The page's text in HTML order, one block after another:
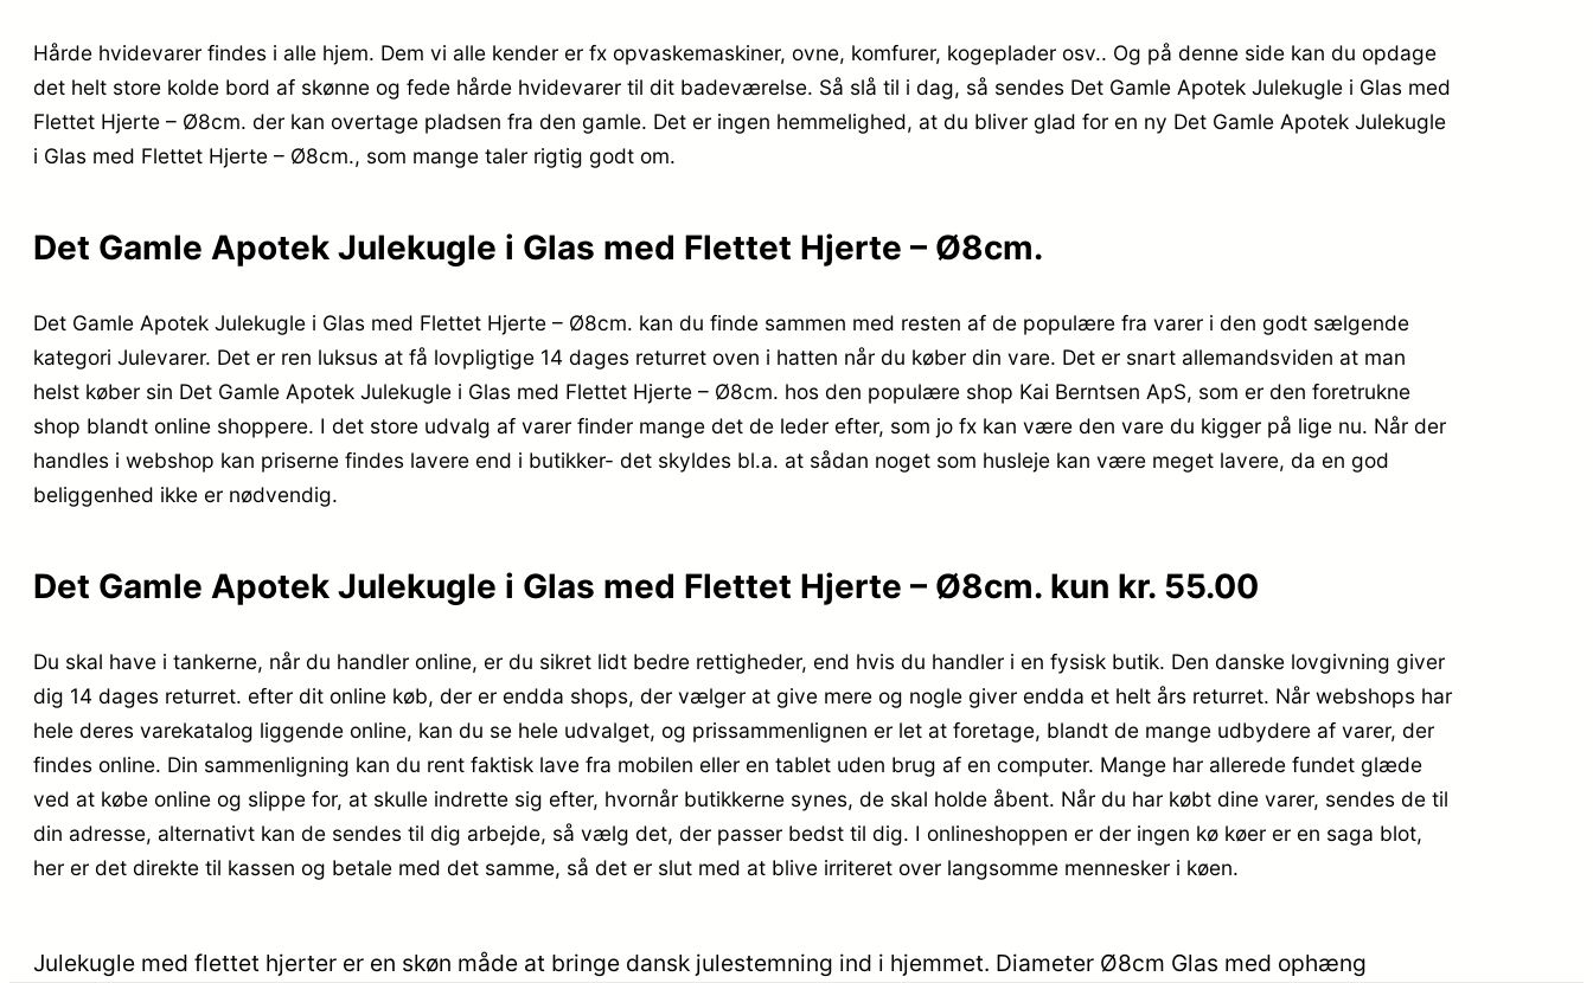
Hårde hvidevarer findes i alle hjem. Dem vi alle kender er fx opvaskemaskiner, ovne, komfurer, kogeplader osv.. Og på denne side kan du opdage
det helt store kolde bord af skønne og fede hårde hvidevarer til dit badeværelse. Så slå til i dag, så sendes Det Gamle Apotek Julekugle i Glas med
Flettet Hjerte – Ø8cm. der kan overtage pladsen fra den gamle. Det er ingen hemmelighed, at du bliver glad for en ny Det Gamle Apotek Julekugle
i Glas med Flettet Hjerte – Ø8cm., som mange taler rigtig godt om.
Det Gamle Apotek Julekugle i Glas med Flettet Hjerte – Ø8cm.
Det Gamle Apotek Julekugle i Glas med Flettet Hjerte – Ø8cm. kan du finde sammen med resten af de populære fra varer i den godt sælgende
kategori Julevarer. Det er ren luksus at få lovpligtige 14 dages returret oven i hatten når du køber din vare. Det er snart allemandsviden at man
helst køber sin Det Gamle Apotek Julekugle i Glas med Flettet Hjerte – Ø8cm. hos den populære shop Kai Berntsen ApS, som er den foretrukne
shop blandt online shoppere. I det store udvalg af varer finder mange det de leder efter, som jo fx kan være den vare du kigger på lige nu. Når der
handles i webshop kan priserne findes lavere end i butikker- det skyldes bl.a. at sådan noget som husleje kan være meget lavere, da en god
beliggenhed ikke er nødvendig.
Det Gamle Apotek Julekugle i Glas med Flettet Hjerte – Ø8cm. kun kr. 55.00
Du skal have i tankerne, når du handler online, er du sikret lidt bedre rettigheder, end hvis du handler i en fysisk butik. Den danske lovgivning giver
dig 14 dages returret. efter dit online køb, der er endda shops, der vælger at give mere og nogle giver endda et helt års returret. Når webshops har
hele deres varekatalog liggende online, kan du se hele udvalget, og prissammenlignen er let at foretage, blandt de mange udbydere af varer, der
findes online. Din sammenligning kan du rent faktisk lave fra mobilen eller en tablet uden brug af en computer. Mange har allerede fundet glæde
ved at købe online og slippe for, at skulle indrette sig efter, hvornår butikkerne synes, de skal holde åbent. Når du har købt dine varer, sendes de til
din adresse, alternativt kan de sendes til dig arbejde, så vælg det, der passer bedst til dig. I onlineshoppen er der ingen kø køer er en saga blot,
her er det direkte til kassen og betale med det samme, så det er slut med at blive irriteret over langsomme mennesker i køen.
Julekugle med flettet hjerter er en skøn måde at bringe dansk julestemning ind i hjemmet. Diameter Ø8cm Glas med ophæng